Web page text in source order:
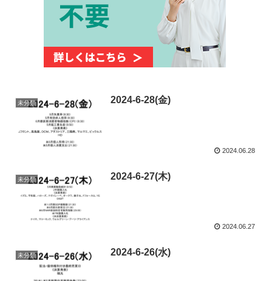
未分類 2024-6-28(金)
2024.06.28
未分類 2024-6-27(木)
2024.06.27
未分類 2024-6-26(水)